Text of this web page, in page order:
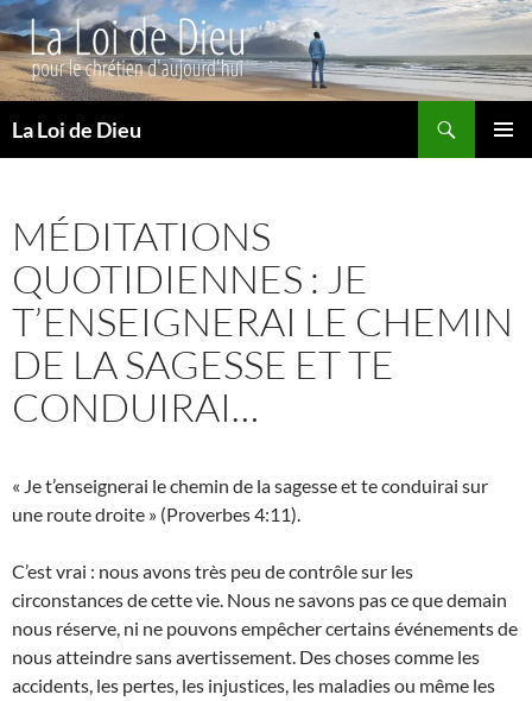
La Loi de Dieu
MÉDITATIONS
QUOTIDIENNES : JE
T’ENSEIGNERAI LE CHEMIN
DE LA SAGESSE ET TE
CONDUIRAI…
« Je t’enseignerai le chemin de la sagesse et te conduirai sur
une route droite » (Proverbes 4:11).
C’est vrai : nous avons très peu de contrôle sur les
circonstances de cette vie. Nous ne savons pas ce que demain
nous réserve, ni ne pouvons empêcher certains événements de
nous atteindre sans avertissement. Des choses comme les
accidents, les pertes, les injustices, les maladies ou même les